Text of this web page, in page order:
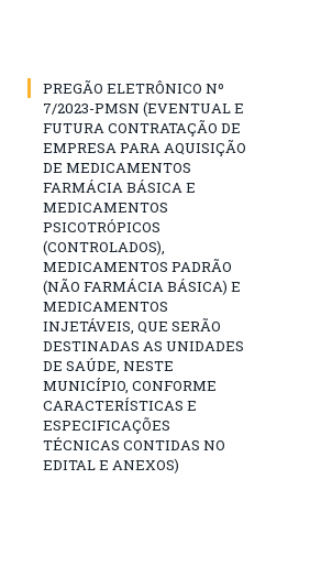
PREGÃO ELETRÔNICO Nº
7/2023-PMSN (EVENTUAL E
FUTURA CONTRATAÇÃO DE
EMPRESA PARA AQUISIÇÃO
DE MEDICAMENTOS
FARMÁCIA BÁSICA E
MEDICAMENTOS
PSICOTRÓPICOS
(CONTROLADOS),
MEDICAMENTOS PADRÃO
(NÃO FARMÁCIA BÁSICA) E
MEDICAMENTOS
INJETÁVEIS, QUE SERÃO
DESTINADAS AS UNIDADES
DE SAÚDE, NESTE
MUNICÍPIO, CONFORME
CARACTERÍSTICAS E
ESPECIFICAÇÕES
TÉCNICAS CONTIDAS NO
EDITAL E ANEXOS)